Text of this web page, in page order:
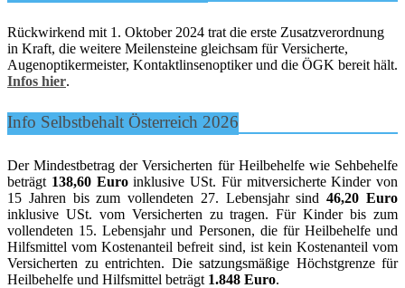
Rückwirkend mit 1. Oktober 2024 trat die erste Zusatzverordnung
in Kraft, die weitere Meilensteine gleichsam für Versicherte,
Augenoptikermeister, Kontaktlinsenoptiker und die ÖGK bereit hält.
Infos hier.
Info Selbstbehalt Österreich 2026
Der Mindestbetrag der Versicherten für Heilbehelfe wie Sehbehelfe
beträgt 138,60 Euroinklusive USt. Für mitversicherte Kinder von
15 Jahren bis zum vollendeten 27. Lebensjahr sind46,20 Euro
inklusive USt. vom Versicherten zu tragen. Für Kinder bis zum
vollendeten 15. Lebensjahr und Personen, die für Heilbehelfe und
Hilfsmittel vom Kostenanteil befreit sind, ist kein Kostenanteil vom
Versicherten zu entrichten. Die satzungsmäßige Höchstgrenze für
Heilbehelfe und Hilfsmittel beträgt 1.848 Euro.